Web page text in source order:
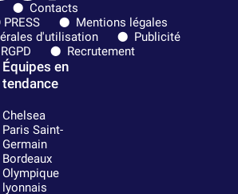
Contacts
Mentions légales
d'utilisation
Publicité
Recrutement
Équipes en
tendance
Chelsea
Paris Saint-
Germain
Bordeaux
Olympique
lyonnais